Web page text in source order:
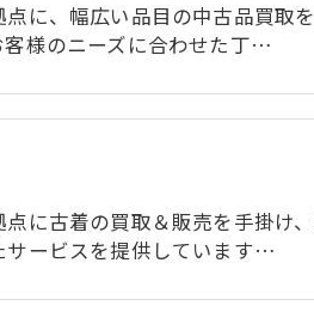
点に、幅広い品目の中古品買取
客様のニーズに合わせた丁…
点に古着の買取＆販売を手掛け
サービスを提供しています…